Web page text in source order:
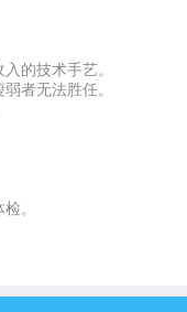
的技术手艺。
者无法胜任。
。